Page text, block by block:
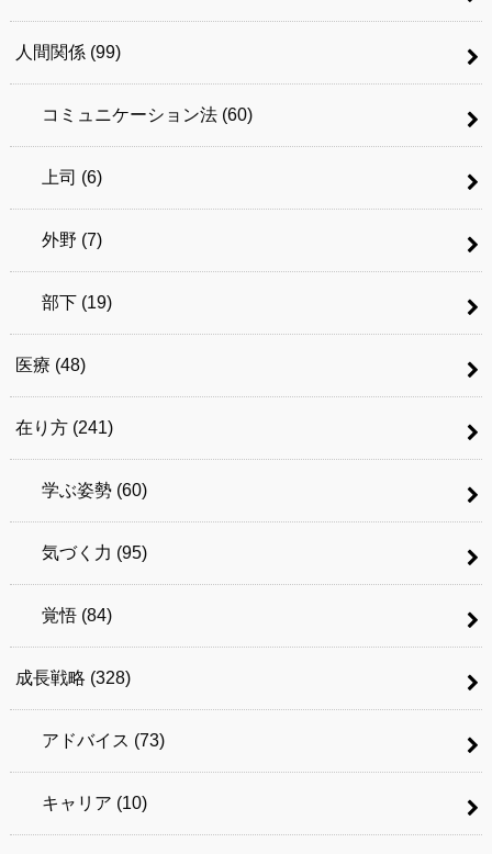
人間関係 (99)
コミュニケーション法 (60)
上司 (6)
外野 (7)
部下 (19)
医療 (48)
在り方 (241)
学ぶ姿勢 (60)
気づく力 (95)
覚悟 (84)
成長戦略 (328)
アドバイス (73)
キャリア (10)